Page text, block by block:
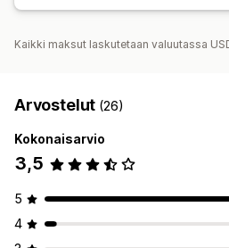
Mukautukset
Kaikki maksut laskutetaan valuutassa
Arvostelut (26)
Kokonaisarvio
3,5
5
4